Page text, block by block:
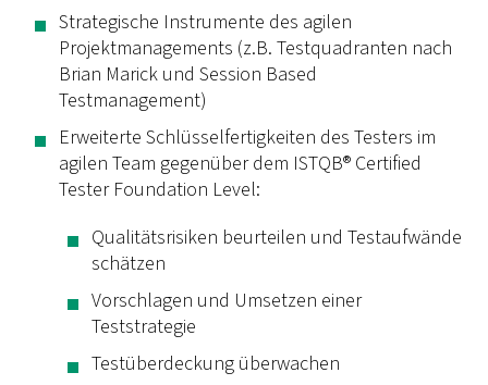
Strategische Instrumente des agilen
Projektmanagements (z.B. Testquadranten nach
Brian Marick und Session Based
Testmanagement)
Erweiterte Schlüsselfertigkeiten des Testers im
agilen Team gegenüber dem ISTQB® Certified
Tester Foundation Level:
Qualitätsrisiken beurteilen und Testaufwände
schätzen
Vorschlagen und Umsetzen einer
Teststrategie
Testüberdeckung überwachen